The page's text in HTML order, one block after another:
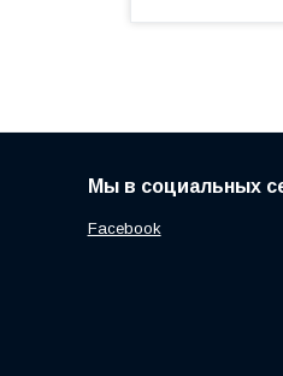
Мы в социальных
Facebook